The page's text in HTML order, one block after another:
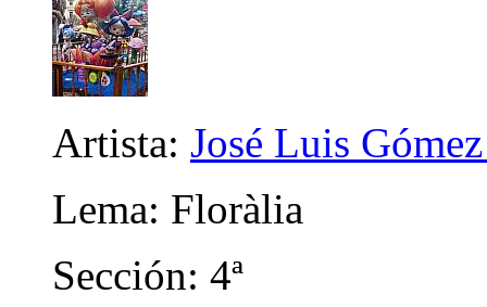
Artista: José Luis
Lema: Floràlia
Sección: 4ª